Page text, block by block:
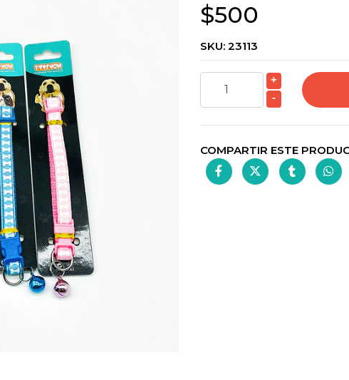
$500
SKU: 23113
+
-
COMPARTIR ESTE